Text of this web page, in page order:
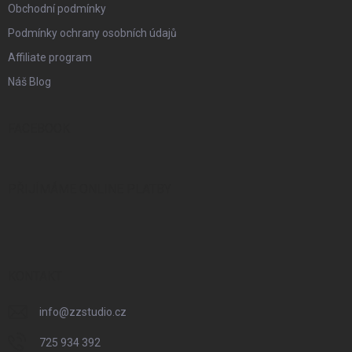
Obchodní podmínky
Podmínky ochrany osobních údajů
Affiliate program
Náš Blog
info@zzstudio.cz
725 934 392